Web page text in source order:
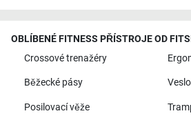
OBLÍBENÉ FITNESS PŘÍSTROJE OD
Crossové trenažéry
Běžecké pásy
Posilovací věže